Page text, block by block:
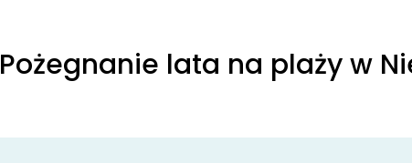
Pożegnanie lata na plaży w